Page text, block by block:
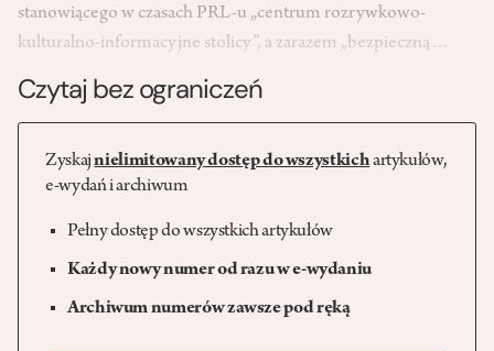
stanowiącego w czasach PRL-u „centrum rozrywkowo-
kulturalno-informacyjne stolicy”, a zarazem „bezpieczną…
Czytaj bez ograniczeń
Zyskajnielimitowany dostęp do wszystkichartykułów,
e-wydań i archiwum
Pełny dostęp do wszystkich artykułów
Każdy nowy numer od razu w e-wydaniu
Archiwum numerów zawsze pod ręką